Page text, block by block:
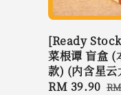
[Ready
菜根谭 盲盒 (
款) (内含星云
Sale
RM 39.90